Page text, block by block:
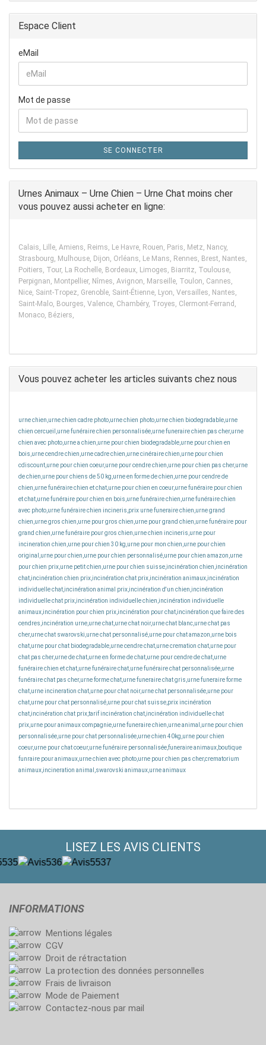
Espace Client
eMail
Mot de passe
SE CONNECTER
Urnes Animaux – Urne Chien – Urne Chat moins cher
vous pouvez aussi acheter en ligne:
Calais, Lille, Amiens, Reims, Le Havre, Rouen, Paris, Metz, Nancy,
Strasbourg, Mulhouse, Dijon, Orléans, Le Mans, Rennes, Brest, Nantes,
Poitiers, Tour, La Rochelle, Bordeaux, Limoges, Biarritz, Toulouse,
Perpignan, Montpellier, Nîmes, Avignon, Marseille, Toulon, Cannes,
Nice, Saint-Tropez, Grenoble, Saint-Étienne, Lyon, Versailles, Nantes,
Saint-Malo, Bourges, Valence, Chambéry, Troyes, Clermont-Ferrand,
Monaco, Béziers,
Vous pouvez acheter les articles suivants chez nous
urne chien,urne chien cadre photo,urne chien photo,urne chien biodegradable,urne
chien cercueil,urne funéraire chien personnalisée,urne funeraire chien pas cher,urne
chien avec photo,urne a chien,urne pour chien biodegradable,urne pour chien en
bois,urne cendre chien,urne cadre chien,urne cinéraire chien,urne pour chien
cdiscount,urne pour chien coeur,urne pour cendre chien,urne pour chien pas cher,urne
de chien,urne pour chiens de 50 kg,urne en forme de chien,urne pour cendre de
chien,urne funéraire chien et chat,urne pour chien en coeur,urne funéraire pour chien
et chat,urne funéraire pour chien en bois,urne funéraire chien,urne funéraire chien
avec photo,urne funéraire chien incineris,prix urne funeraire chien,urne grand
chien,urne gros chien,urne pour gros chien,urne pour grand chien,urne funéraire pour
grand chien,urne funéraire pour gros chien,urne chien incineris,urne pour
incineration chien,urne pour chien 30 kg,urne pour mon chien,urne pour chien
original,urne pour chien,urne pour chien personnalisé,urne pour chien amazon,urne
pour chien prix,urne petit chien,urne pour chien suisse,incinération chien,incinération
chat,incinération chien prix,incinération chat prix,incinération animaux,incinération
individuelle chat,incinération animal prix,incinération d'un chien,incinération
individuelle chat prix,incinération individuelle chien,incinération individuelle
animaux,incinération pour chien prix,incinération pour chat,incinération que faire des
cendres,incinération urne,urne chat,urne chat noir,urne chat blanc,urne chat pas
cher,urne chat swarovski,urne chat personnalisé,urne pour chat amazon,urne bois
chat,urne pour chat biodegradable,urne cendre chat,urne cremation chat,urne pour
chat pas cher,urne de chat,urne en forme de chat,urne pour cendre de chat,urne
funéraire chien et chat,urne funéraire chat,urne funéraire chat personnalisée,urne
funéraire chat pas cher,urne forme chat,urne funeraire chat gris,urne funeraire forme
chat,urne incineration chat,urne pour chat noir,urne chat personnalisée,urne pour
chat,urne pour chat personnalisé,urne pour chat suisse,prix incinération
chat,incinération chat prix,tarif incinération chat,incinération individuelle chat
prix,urne pour animaux compagnie,urne funeraire chien,urne animal,urne pour chien
personnalisée,urne pour chat personnalisée,urne chien 40kg,urne pour chien
coeur,urne pour chat coeur,urne funéraire personnalisée,funeraire animaux,boutique
funraire pour animaux,urne chien avec photo,urne pour chien pas cher,crematorium
animaux,incineration animal,swarovski animaux,urne animaux
LISEZ LES AVIS CLIENTS
INFORMATIONS
Mentions légales
CGV
Droit de rétractation
La protection des données personnelles
Frais de livraison
Mode de Paiement
Contactez-nous par mail